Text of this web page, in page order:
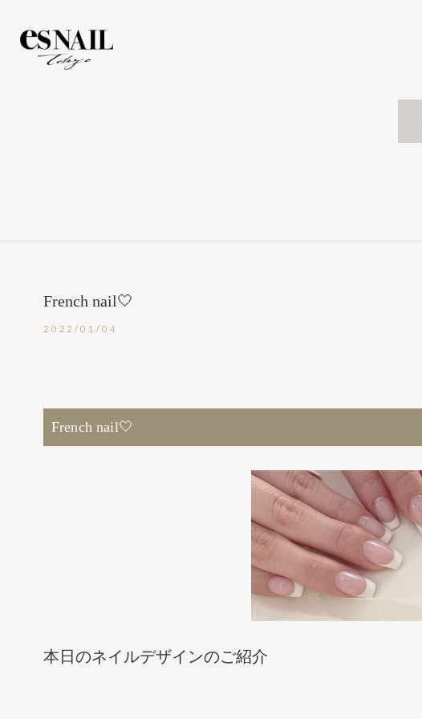
French nail🤍
2022/01/04
French nail🤍
本日のネイルデザインのご紹介